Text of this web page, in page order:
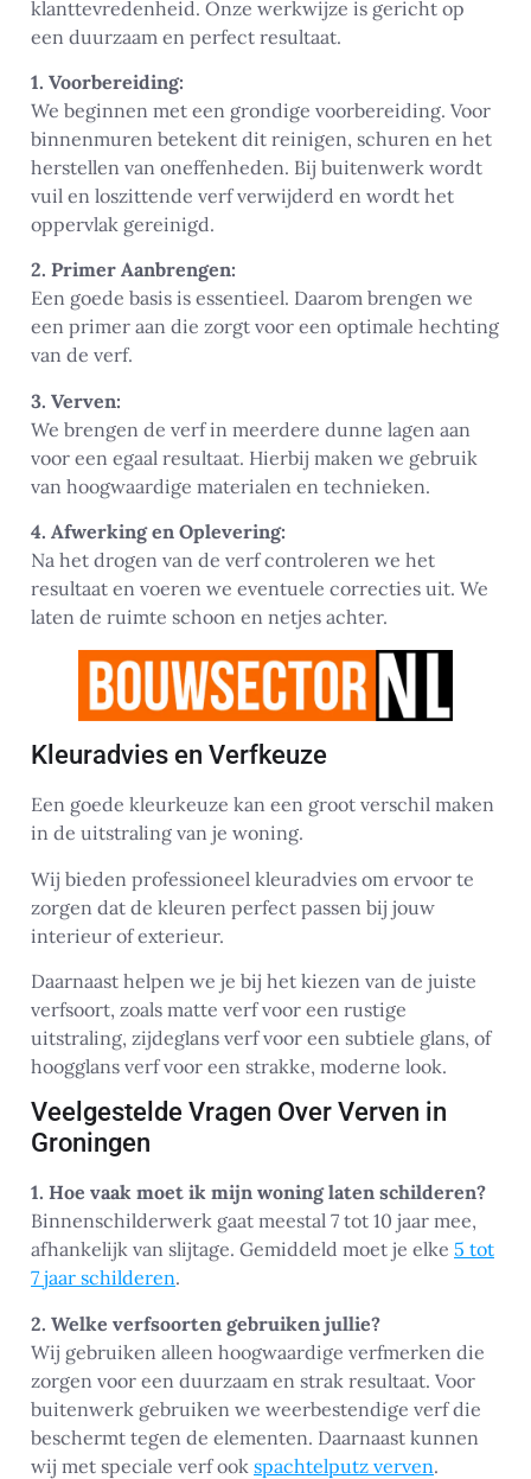
klanttevredenheid. Onze werkwijze is gericht op
een duurzaam en perfect resultaat.
1. Voorbereiding:
We beginnen met een grondige voorbereiding. Voor
binnenmuren betekent dit reinigen, schuren en het
herstellen van oneffenheden. Bij buitenwerk wordt
vuil en loszittende verf verwijderd en wordt het
oppervlak gereinigd.
2. Primer Aanbrengen:
Een goede basis is essentieel. Daarom brengen we
een primer aan die zorgt voor een optimale hechting
van de verf.
3. Verven:
We brengen de verf in meerdere dunne lagen aan
voor een egaal resultaat. Hierbij maken we gebruik
van hoogwaardige materialen en technieken.
4. Afwerking en Oplevering:
Na het drogen van de verf controleren we het
resultaat en voeren we eventuele correcties uit. We
laten de ruimte schoon en netjes achter.
Kleuradvies en Verfkeuze
Een goede kleurkeuze kan een groot verschil maken
in de uitstraling van je woning.
Wij bieden professioneel kleuradvies om ervoor te
zorgen dat de kleuren perfect passen bij jouw
interieur of exterieur.
Daarnaast helpen we je bij het kiezen van de juiste
verfsoort, zoals matte verf voor een rustige
uitstraling, zijdeglans verf voor een subtiele glans, of
hoogglans verf voor een strakke, moderne look.
Veelgestelde Vragen Over Verven in
Groningen
1. Hoe vaak moet ik mijn woning laten schilderen?
Binnenschilderwerk gaat meestal 7 tot 10 jaar mee,
afhankelijk van slijtage. Gemiddeld moet je elke 5 tot
7 jaar schilderen.
2. Welke verfsoorten gebruiken jullie?
Wij gebruiken alleen hoogwaardige verfmerken die
zorgen voor een duurzaam en strak resultaat. Voor
buitenwerk gebruiken we weerbestendige verf die
beschermt tegen de elementen. Daarnaast kunnen
wij met speciale verf ook spachtelputz verven.